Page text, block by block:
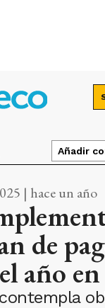
Añadir
| hace un año
de
año